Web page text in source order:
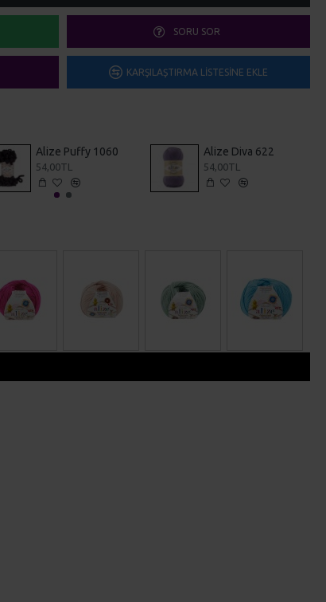
SORU SOR
KARŞILAŞTIRMA LISTESINE EKLE
Alize Puffy 1060
54,00TL
Alize Diva 622
54,00TL